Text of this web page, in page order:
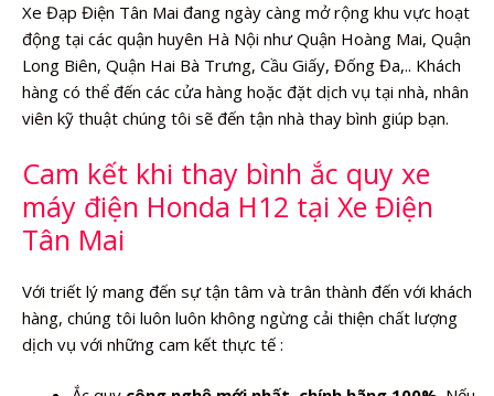
Xe Đạp Điện Tân Mai đang ngày càng mở rộng khu vực hoạt
động tại các quận huyên Hà Nội như Quận Hoàng Mai, Quận
Long Biên, Quận Hai Bà Trưng, Cầu Giấy, Đống Đa,.. Khách
hàng có thể đến các cửa hàng hoặc đặt dịch vụ tại nhà, nhân
viên kỹ thuật chúng tôi sẽ đến tận nhà thay bình giúp bạn.
Cam kết khi thay bình ắc quy xe
máy điện Honda H12 tại Xe Điện
Tân Mai
Với triết lý mang đến sự tận tâm và trân thành đến với khách
hàng, chúng tôi luôn luôn không ngừng cải thiện chất lượng
dịch vụ với những cam kết thực tế :